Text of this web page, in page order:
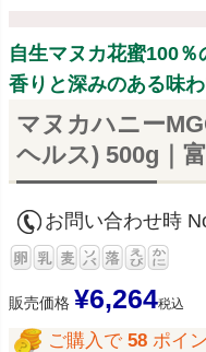
自生マヌカ花蜜100
香りと深みのある味
マヌカハニー
ヘルス) 500g｜
お問い合わせ時
販売価格 ¥6,264税込
ご購入で 58 ポイ